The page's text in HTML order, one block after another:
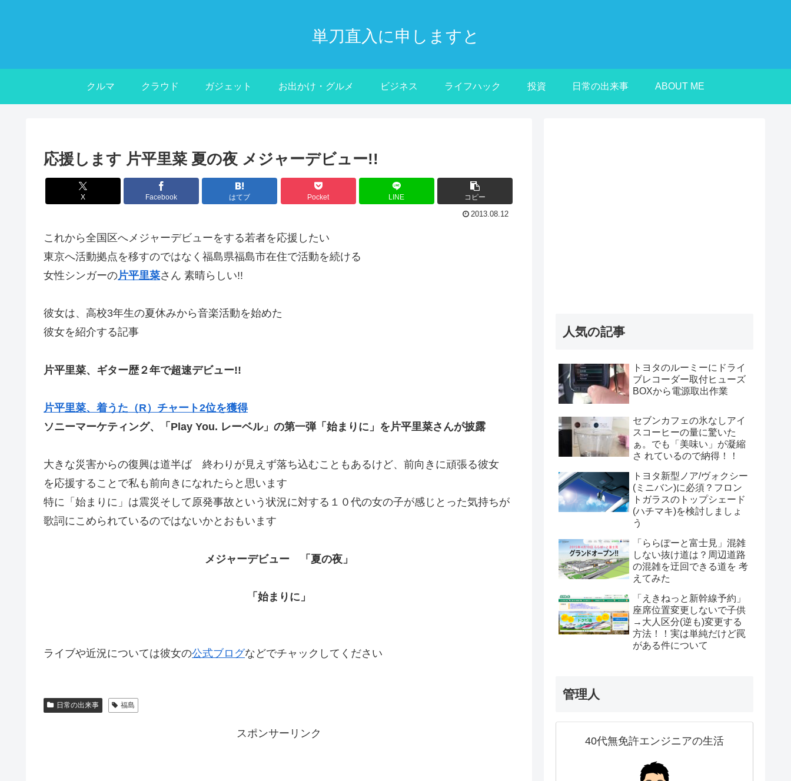
単刀直入に申しますと
クルマ クラウド ガジェット お出かけ・グルメ ビジネス ライフハック 投資 日常の出来事 ABOUT ME
応援します 片平里菜 夏の夜 メジャーデビュー!!
X Facebook はてブ Pocket LINE コピー
2013.08.12
これから全国区へメジャーデビューをする若者を応援したい
東京へ活動拠点を移すのではなく福島県福島市在住で活動を続ける
女性シンガーの片平里菜さん 素晴らしい!!
彼女は、高校3年生の夏休みから音楽活動を始めた
彼女を紹介する記事
片平里菜、ギター歴２年で超速デビュー!!
片平里菜、着うた（R）チャート2位を獲得
ソニーマーケティング、「Play You. レーベル」の第一弾「始まりに」を片平里菜さんが披露
大きな災害からの復興は道半ば 終わりが見えず落ち込むこともあるけど、前向きに頑張る彼女
を応援することで私も前向きになれたらと思います
特に「始まりに」は震災そして原発事故という状況に対する１０代の女の子が感じとった気持ちが
歌詞にこめられているのではないかとおもいます
メジャーデビュー 「夏の夜」
「始まりに」
ライブや近況については彼女の公式ブログなどでチャックしてください
日常の出来事 福島
スポンサーリンク
人気の記事
トヨタのルーミーにドライ
ブレコーダー取付ヒューズ
BOXから電源取出作業
セブンカフェの氷なしアイ
スコーヒーの量に驚いた
ぁ。でも「美味い」が凝縮
さ れているので納得！！
トヨタ新型ノア/ヴォクシー
(ミニバン)に必須？フロン
トガラスのトップシェード
(ハチマキ)を検討しましょ
う
「ららぽーと富士見」混雑
しない抜け道は？周辺道路
の混雑を迂回できる道を 考
えてみた
「えきねっと新幹線予約」
座席位置変更しないで子供
→大人区分(逆も)変更する
方法！！実は単純だけど罠
がある件について
管理人
40代無免許エンジニアの生活